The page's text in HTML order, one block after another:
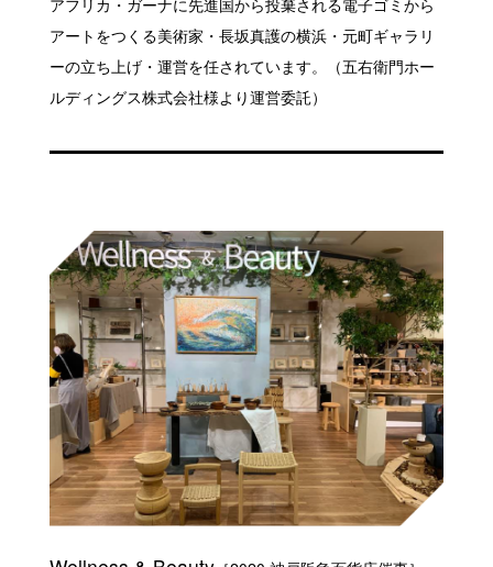
アートをつくる美術家・長坂真護の横浜・元町ギャラリ
ーの立ち上げ・運営を任されています。（五右衛門ホー
ルディングス株式会社様より運営委託）